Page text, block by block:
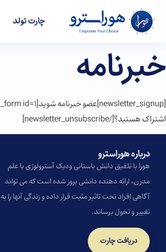
چارت تولد
خبرنامه
اشتراک هستید؟[/newsletter_unsubscribe]
درباره هوراسترو​
هورا با تلفیق دانش باستانی ودیک آسترولوژی با علم
مدرن، ارائه دهنده دانشی بروز شده است که می تواند
آگاهی افراد تحت تاثیر مثبت قرار داده و زندگی آنها را به
تغییر و تحول برساند.
دریافت چارت